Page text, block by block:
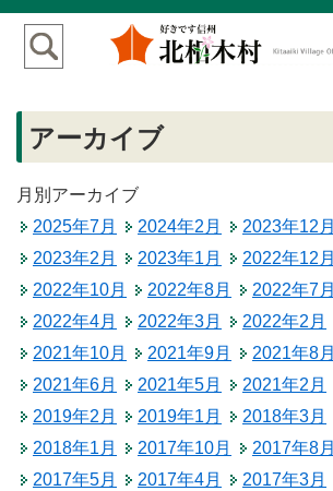
アーカイブ
月別アーカイブ
2025年7月
2024年2月 2023年12月
2023年2月
2023年1月 2022年12月
2022年10月
2022年8月 2022年7月
2022年4月
2022年3月 2022年2月
2021年10月
2021年9月 2021年8月
2021年6月
2021年5月 2021年2月
2019年2月
2019年1月 2018年3月
2018年1月
2017年10月 2017年8月
2017年5月
2017年4月 2017年3月